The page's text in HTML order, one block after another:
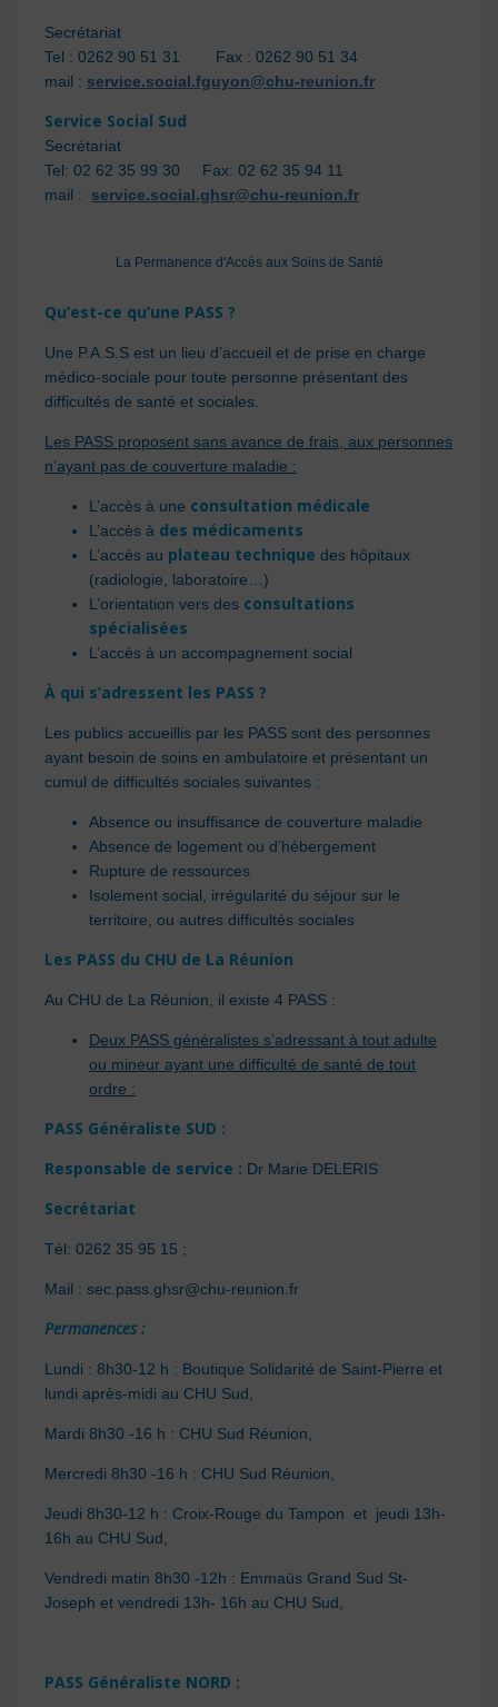
Secrétariat
Tel : 0262 90 51 31 Fax : 0262 90 51 34
mail : service.social.fguyon@chu-reunion.fr
Service Social Sud
Secrétariat
Tel: 02 62 35 99 30 Fax: 02 62 35 94 11
mail : service.social.ghsr@chu-reunion.fr
La Permanence d'Accès aux Soins de Santé
Qu’est-ce qu’une PASS ?
Une P.A.S.S est un lieu d’accueil et de prise en charge
médico-sociale pour toute personne présentant des
difficultés de santé et sociales.
Les PASS proposent sans avance de frais, aux personnes
n’ayant pas de couverture maladie :
L’accès à une consultation médicale
L’accès à des médicaments
L’accès au plateau technique des hôpitaux
(radiologie, laboratoire…)
L’orientation vers des consultations
spécialisées
L’accès à un accompagnement social
À qui s’adressent les PASS ?
Les publics accueillis par les PASS sont des personnes
ayant besoin de soins en ambulatoire et présentant un
cumul de difficultés sociales suivantes :
Absence ou insuffisance de couverture maladie
Absence de logement ou d’hébergement
Rupture de ressources
Isolement social, irrégularité du séjour sur le
territoire, ou autres difficultés sociales
Les PASS du CHU de La Réunion
Au CHU de La Réunion, il existe 4 PASS :
Deux PASS généralistes s’adressant à tout adulte
ou mineur ayant une difficulté de santé de tout
ordre :
PASS Généraliste SUD :
Responsable de service : Dr Marie DELERIS
Secrétariat
Tél: 0262 35 95 15 ;
Mail : sec.pass.ghsr@chu-reunion.fr
Permanences :
Lundi : 8h30-12 h : Boutique Solidarité de Saint-Pierre et
lundi après-midi au CHU Sud,
Mardi 8h30 -16 h : CHU Sud Réunion,
Mercredi 8h30 -16 h : CHU Sud Réunion,
Jeudi 8h30-12 h : Croix-Rouge du Tampon et jeudi 13h-
16h au CHU Sud,
Vendredi matin 8h30 -12h : Emmaüs Grand Sud St-
Joseph et vendredi 13h- 16h au CHU Sud,
PASS Généraliste NORD :